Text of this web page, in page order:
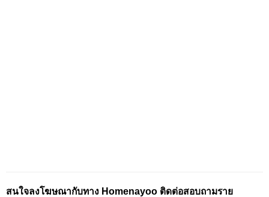
สนใจลงโฆษณากับทาง Homenayoo ติดต่อสอบถามราย